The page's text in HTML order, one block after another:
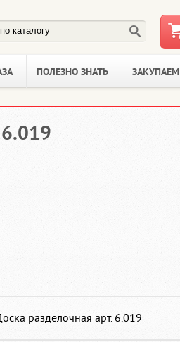
ПОЛЕЗНО ЗНАТЬ ЗАКУПАЕМ
разделочная арт. 6.019